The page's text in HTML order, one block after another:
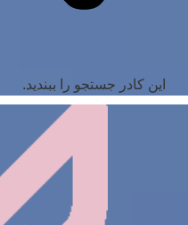
این کادر جستجو را ببندید.